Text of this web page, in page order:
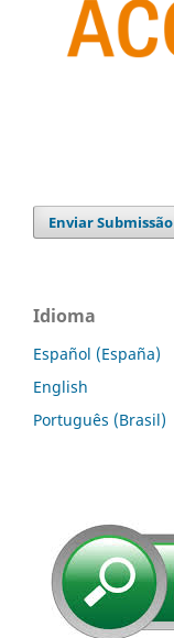
Enviar Submissão
Idioma
Español (España)
English
Português (Brasil)